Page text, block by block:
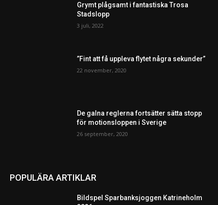
Grymt plågsamt i fantastiska Trosa
Stadslopp
3 juli, 2022
”Fint att få uppleva flytet några sekunder”
22 november, 2020
De galna reglerna fortsätter sätta stopp
för motionsloppen i Sverige
26 september, 2020
POPULÄRA ARTIKLAR
Bildspel Sparbanksjoggen Katrineholm